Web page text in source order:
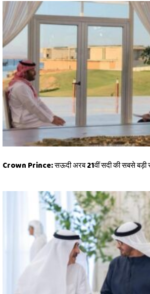
Crown Prince: सऊदी अरब 21वीं सदी की सबसे बड़ी